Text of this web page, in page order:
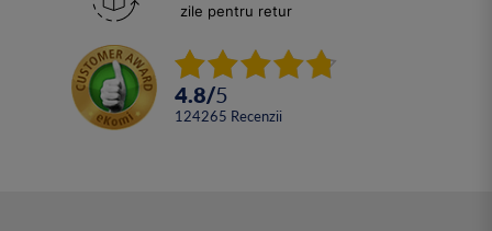
zile pentru retur
4.8/5
124265 Recenzii